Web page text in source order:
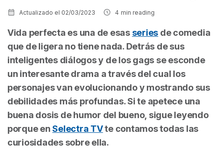
Actualizado el 02/03/2023 4 min reading
Vida perfecta es una de esasseries de comedia
que de ligera no tiene nada. Detrás de sus
inteligentes diálogos y de los gags se esconde
un interesante drama a través del cual los
personajes van evolucionando y mostrando sus
debilidades más profundas. Si te apetece una
buena dosis de humor del bueno, sigue leyendo
porque en Selectra TVte contamos todas las
curiosidades sobre ella.